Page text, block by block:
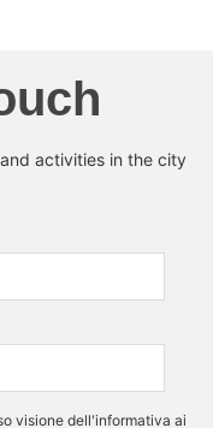
activities in the city
visione dell'informativa ai